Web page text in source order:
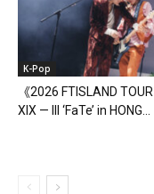
K-Pop
《2026 FTISLAND
XIX — III ‘FaTe’ in HONG...